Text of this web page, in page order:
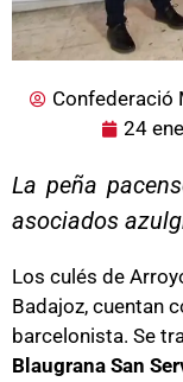
Confederació
24
La peña
asociados
Los culés de
Badajoz, cuentan
barcelonista. Se
Blaugrana San